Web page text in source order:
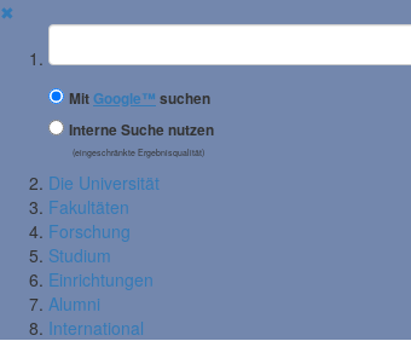
✖
Suchbegriff
MitGoogle™ suchen
Interne Suche nutzen
(eingeschränkte Ergebnisqualität)
Die Universität
Fakultäten
Forschung
Studium
Einrichtungen
Alumni
International